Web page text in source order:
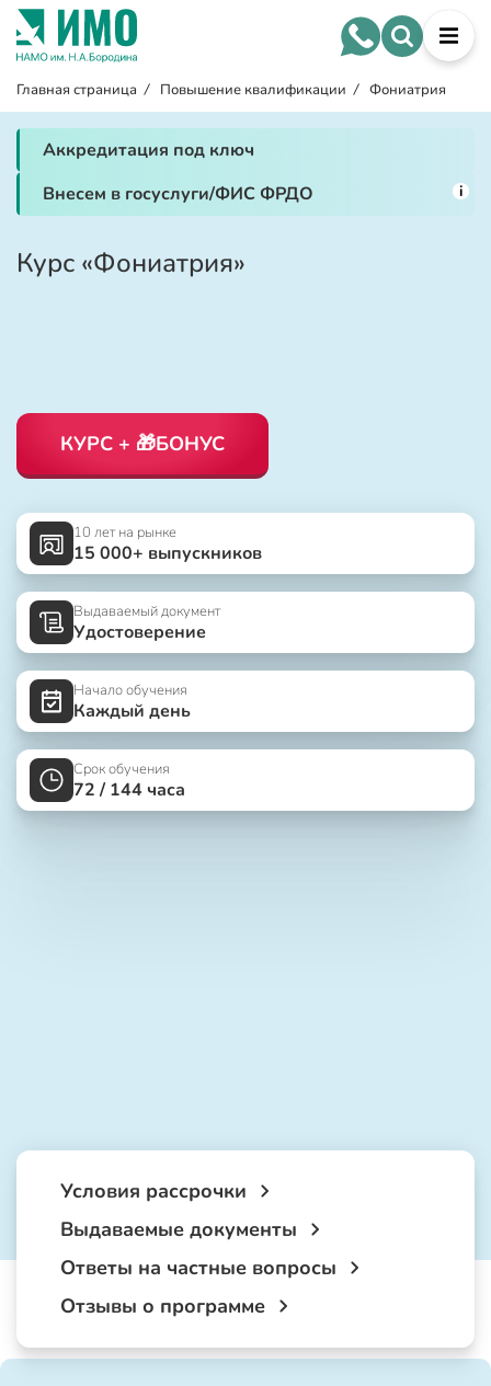
Главная страница / Повышение квалификации / Фониатрия
Аккредитация под ключ
Внесем в госуслуги/ФИС ФРДО
i
Курс «Фониатрия»
КУРС + 🎁БОНУС
10 лет на рынке
15 000+ выпускников
Выдаваемый документ
Удостоверение
Начало обучения
Каждый день
Срок обучения
72 / 144 часа
Условия рассрочки
Выдаваемые документы
Ответы на частные вопросы
Отзывы о программе